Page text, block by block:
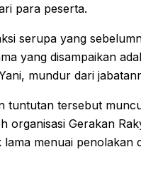
para peserta.
serupa yang
yang disampaikan
mundur dari
tuntutan tersebut
organisasi Gerakan
menuai penolakan